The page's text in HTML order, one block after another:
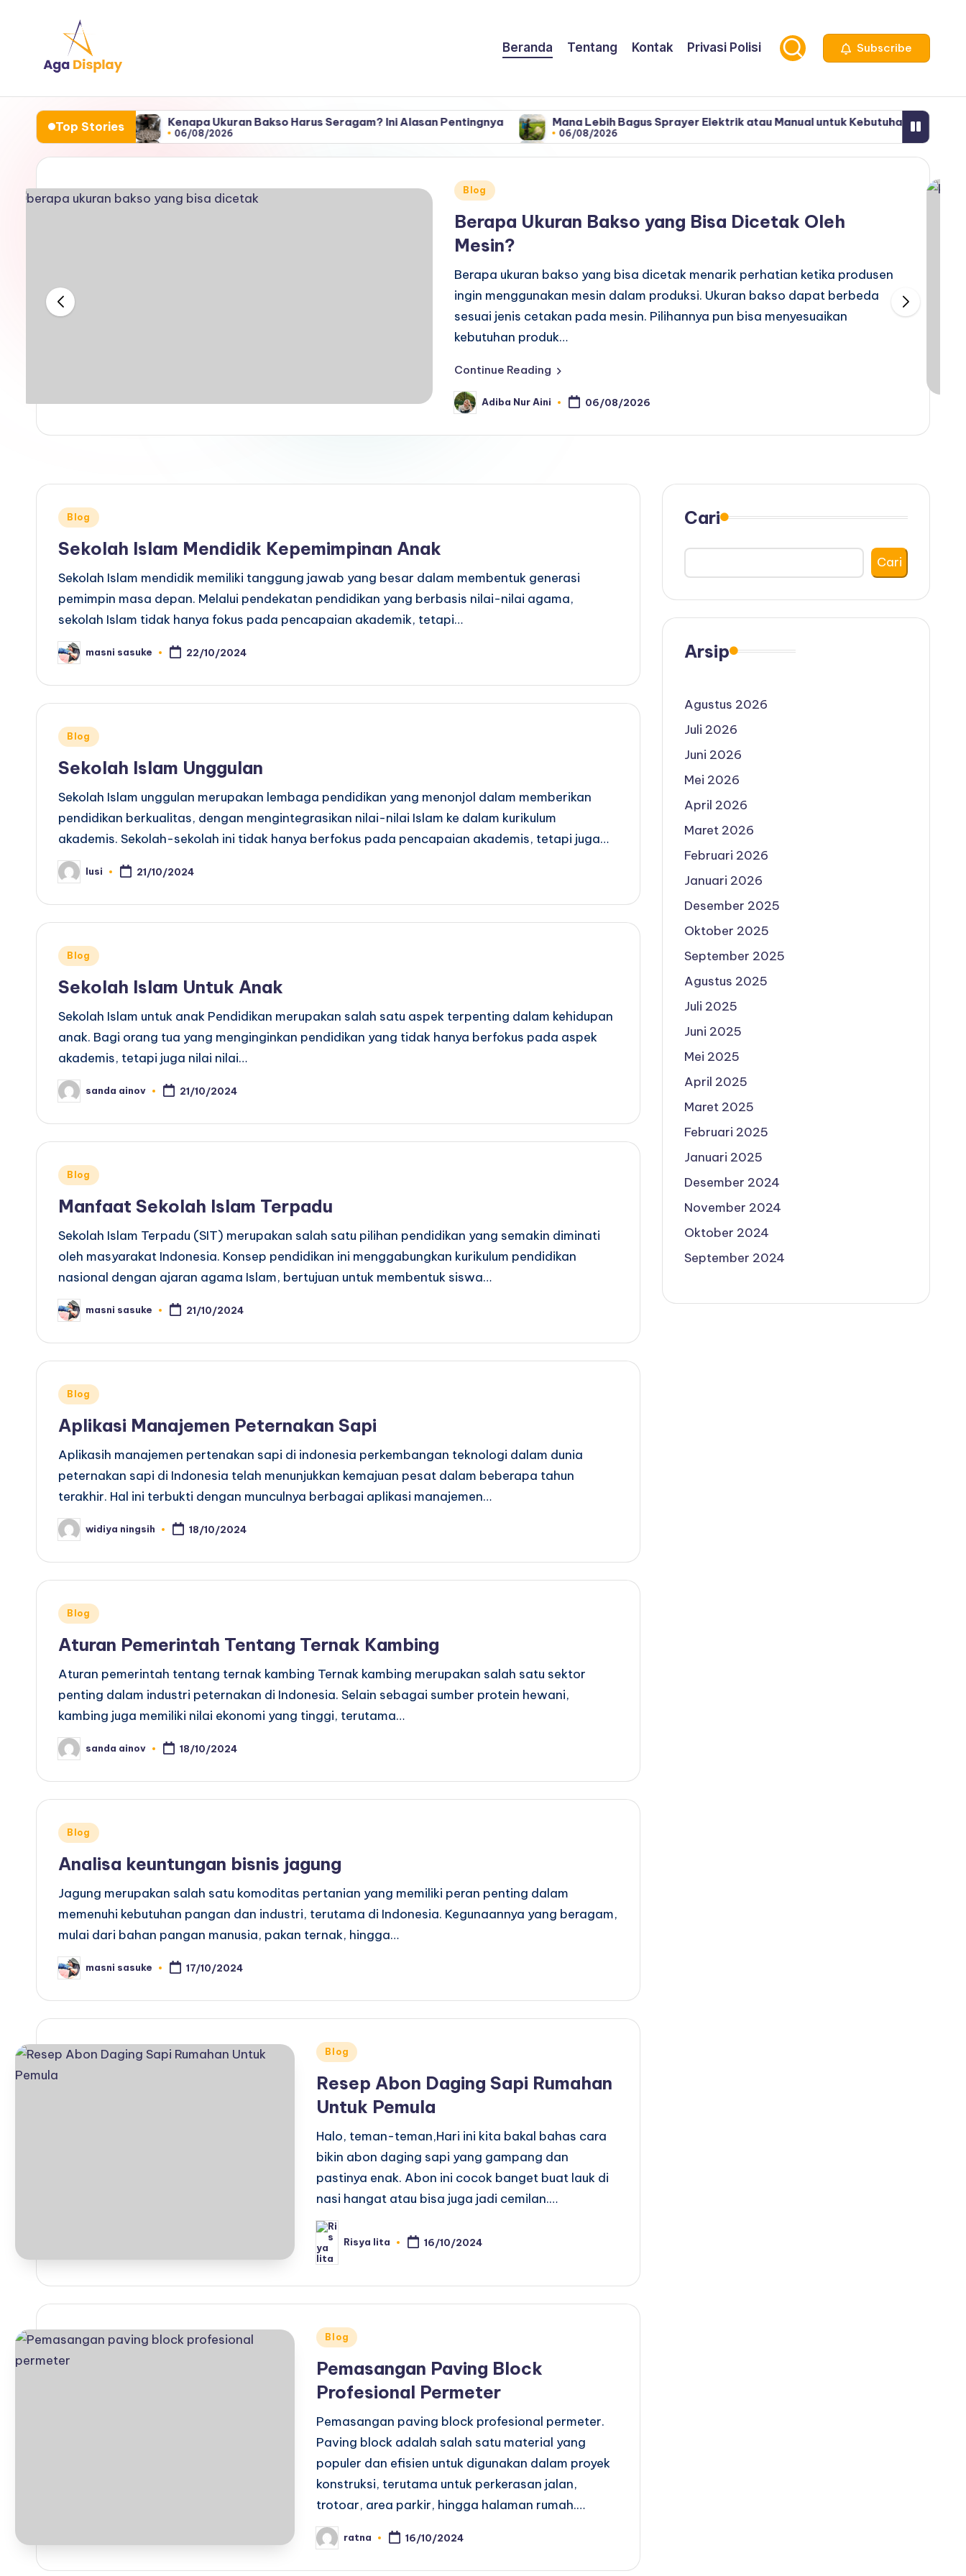
Beranda Tentang Kontak Privasi Polisi Subscribe
Top Stories
Mesin? Kenapa Ukuran Bakso Harus Seragam? Ini Alasan Pentingnya
06/08/2026
Mana Lebih Bagus Sprayer Elektrik atau Manual untuk Kebutuhan Penyemprotan
06/08/2026
Mesin? Kenapa Ukuran Bakso Harus Seragam? Ini Alasan Pentingnya
06/08/2026
Mana Lebih Bagus Sprayer Elektrik atau Manual untuk Kebutuhan Penyemprotan
06/08/2026
Posted
Blog
Berapa Ukuran Bakso yang Bisa Dicetak Oleh
Mesin?
Berapa ukuran bakso yang bisa dicetak menarik perhatian ketika produsen
ingin menggunakan mesin dalam produksi. Ukuran bakso dapat berbeda
sesuai jenis cetakan pada mesin. Pilihannya pun bisa menyesuaikan
kebutuhan produk…
Continue Reading
Posted
by
Adiba Nur Aini 06/08/2026
Posted
Blog
Sekolah Islam Mendidik Kepemimpinan Anak
Sekolah Islam mendidik memiliki tanggung jawab yang besar dalam membentuk generasi
pemimpin masa depan. Melalui pendekatan pendidikan yang berbasis nilai-nilai agama,
sekolah Islam tidak hanya fokus pada pencapaian akademik, tetapi…
Posted
by
masni sasuke 22/10/2024
Posted
Blog
Sekolah Islam Unggulan
Sekolah Islam unggulan merupakan lembaga pendidikan yang menonjol dalam memberikan
pendidikan berkualitas, dengan mengintegrasikan nilai-nilai Islam ke dalam kurikulum
akademis. Sekolah-sekolah ini tidak hanya berfokus pada pencapaian akademis, tetapi juga…
Posted
by
lusi 21/10/2024
Posted
Blog
Sekolah Islam Untuk Anak
Sekolah Islam untuk anak Pendidikan merupakan salah satu aspek terpenting dalam kehidupan
anak. Bagi orang tua yang menginginkan pendidikan yang tidak hanya berfokus pada aspek
akademis, tetapi juga nilai nilai…
Posted
by
sanda ainov 21/10/2024
Posted
Blog
Manfaat Sekolah Islam Terpadu
Sekolah Islam Terpadu (SIT) merupakan salah satu pilihan pendidikan yang semakin diminati
oleh masyarakat Indonesia. Konsep pendidikan ini menggabungkan kurikulum pendidikan
nasional dengan ajaran agama Islam, bertujuan untuk membentuk siswa…
Posted
by
masni sasuke 21/10/2024
Posted
Blog
Aplikasi Manajemen Peternakan Sapi
Aplikasih manajemen pertenakan sapi di indonesia perkembangan teknologi dalam dunia
peternakan sapi di Indonesia telah menunjukkan kemajuan pesat dalam beberapa tahun
terakhir. Hal ini terbukti dengan munculnya berbagai aplikasi manajemen…
Posted
by
widiya ningsih 18/10/2024
Posted
Blog
Aturan Pemerintah Tentang Ternak Kambing
Aturan pemerintah tentang ternak kambing Ternak kambing merupakan salah satu sektor
penting dalam industri peternakan di Indonesia. Selain sebagai sumber protein hewani,
kambing juga memiliki nilai ekonomi yang tinggi, terutama…
Posted
by
sanda ainov 18/10/2024
Posted
Blog
Analisa keuntungan bisnis jagung
Jagung merupakan salah satu komoditas pertanian yang memiliki peran penting dalam
memenuhi kebutuhan pangan dan industri, terutama di Indonesia. Kegunaannya yang beragam,
mulai dari bahan pangan manusia, pakan ternak, hingga…
Posted
by
masni sasuke 17/10/2024
Posted
Blog
Resep Abon Daging Sapi Rumahan
Untuk Pemula
Halo, teman-teman,Hari ini kita bakal bahas cara
bikin abon daging sapi yang gampang dan
pastinya enak. Abon ini cocok banget buat lauk di
nasi hangat atau bisa juga jadi cemilan.…
Posted
by
Risya lita 16/10/2024
Posted
Blog
Pemasangan Paving Block
Profesional Permeter
Pemasangan paving block profesional permeter.
Paving block adalah salah satu material yang
populer dan efisien untuk digunakan dalam proyek
konstruksi, terutama untuk perkerasan jalan,
trotoar, area parkir, hingga halaman rumah.…
Posted
by
ratna 16/10/2024
Cari
Cari
Arsip
Agustus 2026
Juli 2026
Juni 2026
Mei 2026
April 2026
Maret 2026
Februari 2026
Januari 2026
Desember 2025
Oktober 2025
September 2025
Agustus 2025
Juli 2025
Juni 2025
Mei 2025
April 2025
Maret 2025
Februari 2025
Januari 2025
Desember 2024
November 2024
Oktober 2024
September 2024